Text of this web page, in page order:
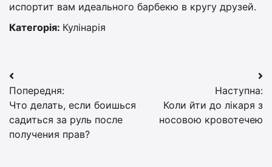
испортит вам идеального барбекю в кругу друзей.
Категорія: Кулінарія
Навігація
записів
Попередня:
Что делать, если боишься
садиться за руль после
получения прав?
Наступна:
Коли йти до лікаря з
носовою кровотечею